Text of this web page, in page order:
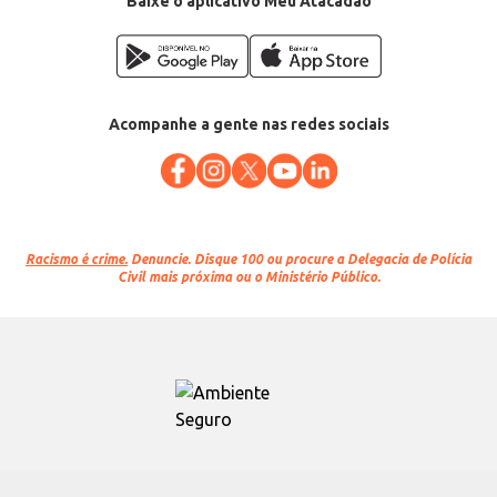
Acompanhe a gente nas redes sociais
Racismo é crime. Denuncie. Disque 100 ou procure a Delegacia de Polícia
Civil mais próxima ou o Ministério Público.